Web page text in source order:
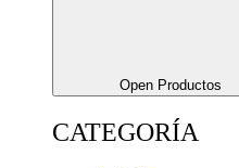
Open Productos
CATEGORÍA